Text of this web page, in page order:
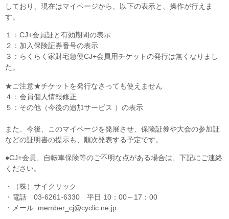
しており、現在はマイページから、以下の表示と、操作が行えま
す。
１：CJ+会員証と有効期間の表示
２：加入保険証券番号の表示
３：らくらく家財宅急便CJ+会員用チケットの発行は無くなりまし
た。
★ご注意★チケットを発行なさっても使えません
４：会員個人情報修正
５：その他（今後の追加サービス ）の表示
また、今後、このマイページを発展させ、保険証券や大会の参加証
などの証明書の提示も、順次発表する予定です。
●CJ+会員、自転車保険等のご不明な点がある場合は、下記にご連絡
ください。
・（株）サイクリック
・電話 03-6261-6330 平日 10：00～17：00
・メール member_cj@cyclic.ne.jp